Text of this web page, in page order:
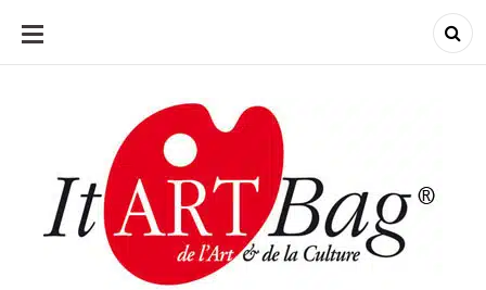
ALLER
CONTENU
ItArtBag